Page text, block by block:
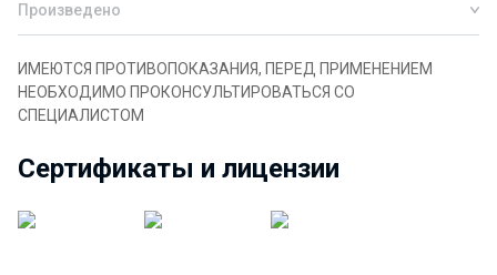
Произведено
ИМЕЮТСЯ ПРОТИВОПОКАЗАНИЯ, ПЕРЕД ПРИМЕНЕНИЕМ
НЕОБХОДИМО ПРОКОНСУЛЬТИРОВАТЬСЯ СО
СПЕЦИАЛИСТОМ
Сертификаты и лицензии